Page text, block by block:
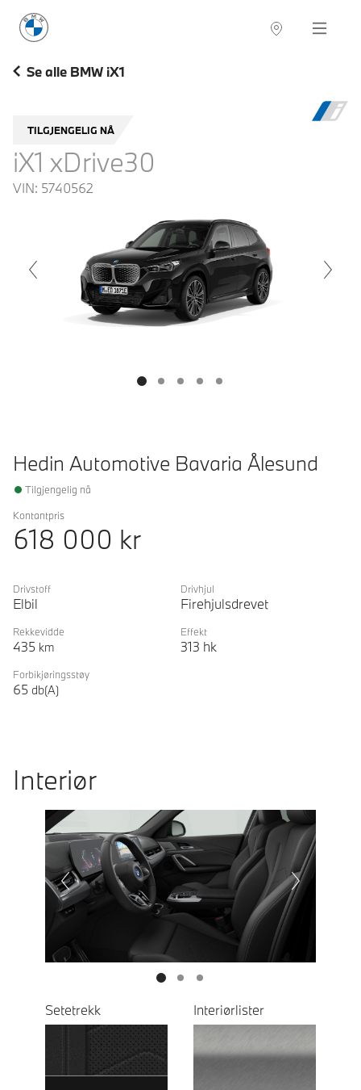
BMW Norge Navigation
Se alle BMW iX1
TILGJENGELIG NÅ
iX1 xDrive30
VIN: 5740562
Hedin Automotive Bavaria Ålesund
Tilgjengelig nå
Kontantpris
618 000 kr
Drivstoff
Elbil
Drivhjul
Firehjulsdrevet
Rekkevidde
435 km
Effekt
313 hk
Forbikjøringsstøy
65 db(A)
Interiør
Next
Setetrekk Interiørlister